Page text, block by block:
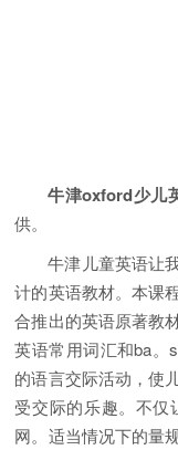
牛津oxford少儿
供。
牛津儿童英语让
计的英语教材。本课
合推出的英语原著教
英语常用词汇和ba。
的语言交际活动，使
受交际的乐趣。不仅
网。适当情况下的量